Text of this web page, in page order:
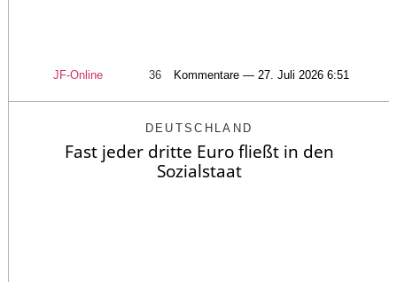
JF-Online 36 Kommentare — 27. Juli 2026 6:51
DEUTSCHLAND
Fast jeder dritte Euro fließt in den
Sozialstaat